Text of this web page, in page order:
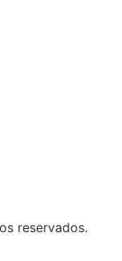
reservados.